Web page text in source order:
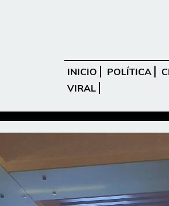
INICIO POLÍTICA
VIRAL